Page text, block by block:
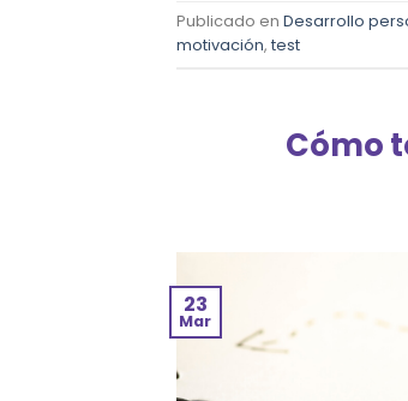
Publicado en Desarrollo
motivación, test
Cómo
23
Mar